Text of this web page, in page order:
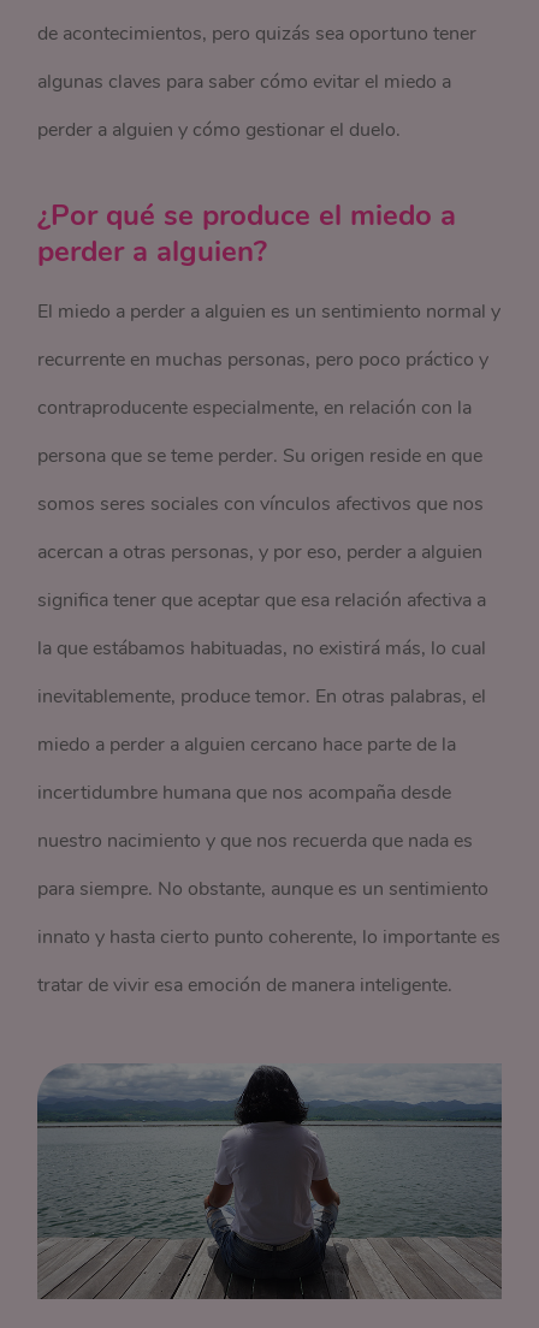
de acontecimientos, pero quizás sea oportuno tener
algunas claves para saber cómo evitar el miedo a
perder a alguien y cómo gestionar el duelo.
¿Por qué se produce el miedo a
perder a alguien?
El miedo a perder a alguien es un sentimiento normal y
recurrente en muchas personas, pero poco práctico y
contraproducente especialmente, en relación con la
persona que se teme perder. Su origen reside en que
somos seres sociales con vínculos afectivos que nos
acercan a otras personas, y por eso, perder a alguien
significa tener que aceptar que esa relación afectiva a
la que estábamos habituadas, no existirá más, lo cual
inevitablemente, produce temor. En otras palabras, el
miedo a perder a alguien cercano hace parte de la
incertidumbre humana que nos acompaña desde
nuestro nacimiento y que nos recuerda que nada es
para siempre. No obstante, aunque es un sentimiento
innato y hasta cierto punto coherente, lo importante es
tratar de vivir esa emoción de manera inteligente.